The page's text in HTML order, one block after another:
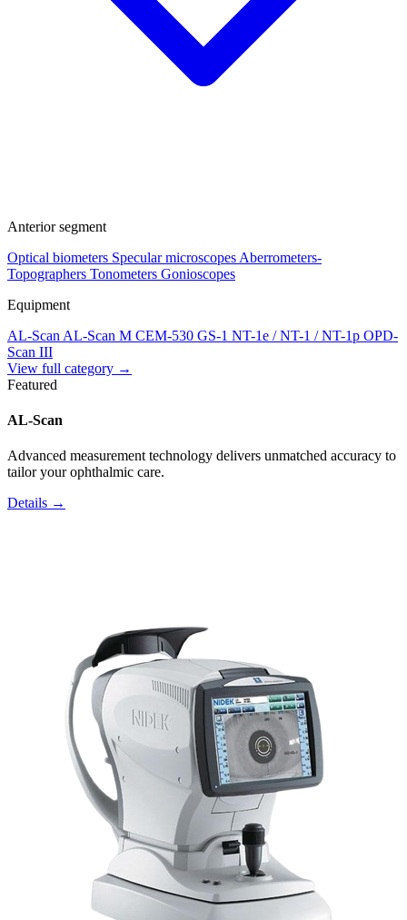
Anterior segment
Optical biometers Specular microscopes Aberrometers-
Topographers Tonometers Gonioscopes
Equipment
AL-Scan AL-Scan M CEM-530 GS-1 NT-1e / NT-1 / NT-1p OPD-
Scan III
View full category →
Featured
AL-Scan
Advanced measurement technology delivers unmatched accuracy to
tailor your ophthalmic care.
Details →